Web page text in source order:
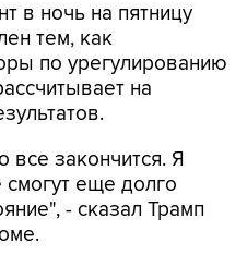
в ночь на пятницу
тем, как
по урегулированию
на
закончится. Я
еще долго
- сказал Трамп